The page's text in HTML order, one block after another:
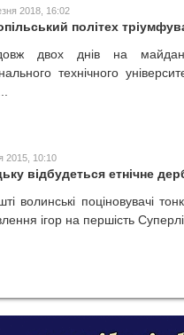
2018, 16:02
політех
двох днів на
технічного
2015, 10:10
відбудеться етнічне
волинські поціновувачі
ігор на першість